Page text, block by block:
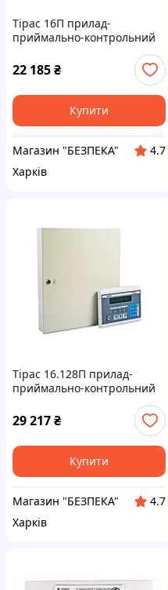
Тірас 16П прилад-
приймально-контрольний
22 185₴
Купити
Магазин "БЕЗПЕКА"
4.7
Харків
Тірас 16.128П прилад-
приймально-контрольний
29 217₴
Купити
Магазин "БЕЗПЕКА"
4.7
Харків